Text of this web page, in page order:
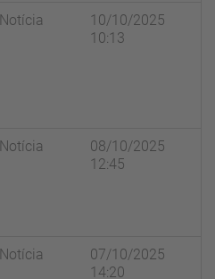
Notícia
10/10/2025
10:13
Notícia
08/10/2025
12:45
Notícia
07/10/2025
14:20